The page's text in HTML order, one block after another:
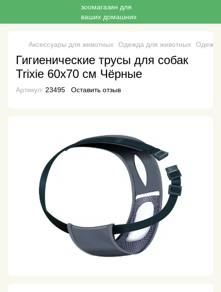
Аксессуары для животных Одежда для животных
Гигиенические трусы для собак
Trixie 60х70 см Чёрные
Артикул: 23495 Оставить отзыв